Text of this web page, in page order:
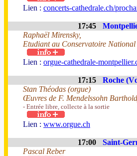
Lien : concerts-cathedrale.ch/
17:45
Raphaël Mirensky,
Etudiant au Conservatoire
Lien : orgue-cathedrale-
17:15 Roche
Stan Théodas (orgue)
Œuvres de F. Mendelssohn
- Entrée libre, collecte à la sortie
Lien : www.orgue.ch
17:00 Saint-
Pascal Reber